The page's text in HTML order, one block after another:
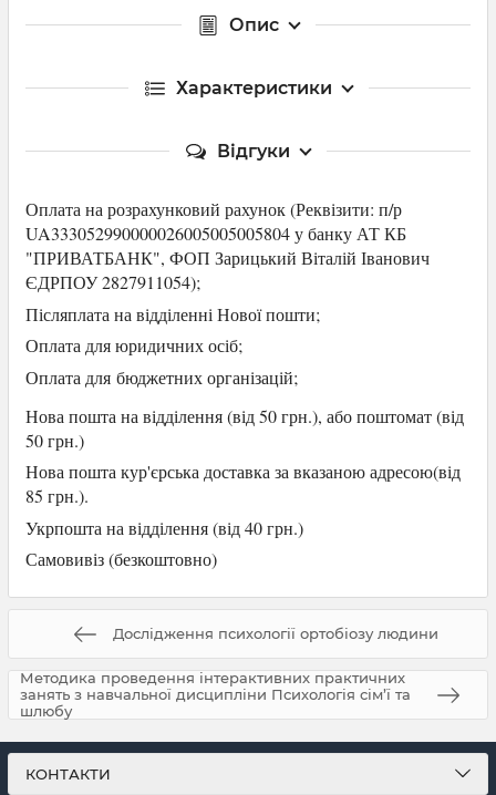
Опис
Характеристики
Відгуки
Оплата на розрахунковий рахунок (Реквізити: п/р
UA333052990000026005005005804 у банку АТ КБ
"ПРИВАТБАНК", ФОП Зарицький Віталій Іванович
ЄДРПОУ 2827911054);
Післяплата на відділенні Нової пошти;
Оплата для юридичних осіб;
Оплата для бюджетних організацій;
Нова пошта на відділення (від 50 грн.), абопоштомат (від
50 грн.)
Нова пошта кур'єрська доставка за вказаною адресою(від
85 грн.).
Укрпошта на відділення (від 40 грн.)
Самовивіз (безкоштовно)
Дослідження психології ортобіозу людини
Методика проведення інтерактивних практичних
занять з навчальної дисципліни Психологія сім’ї та
шлюбу
КОНТАКТИ